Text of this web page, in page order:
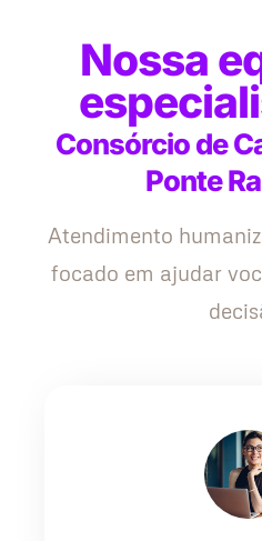
Nossa
Consórcio de
Ponte
Atendimento
focado em ajudar